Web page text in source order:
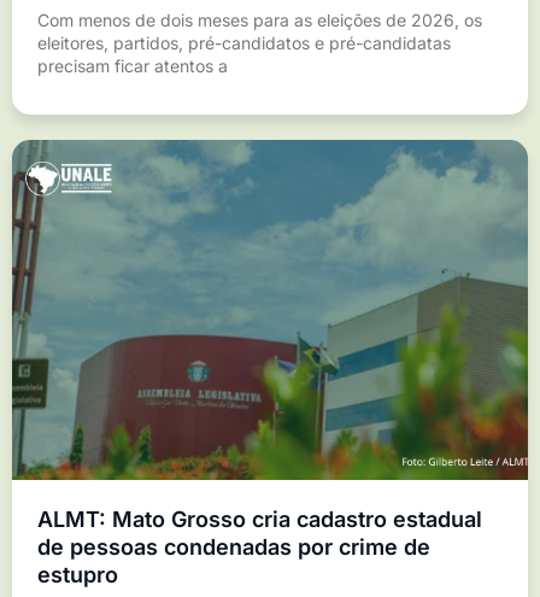
Com menos de dois meses para as eleições de 2026, os
eleitores, partidos, pré-candidatos e pré-candidatas
precisam ficar atentos a
ALMT: Mato Grosso cria cadastro estadual
de pessoas condenadas por crime de
estupro